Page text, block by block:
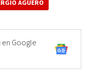
AGÜERO
Google